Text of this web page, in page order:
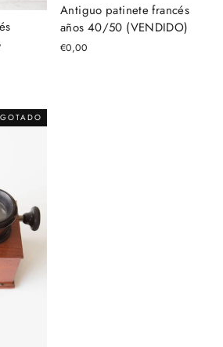
Antiguo patinete francés
años 40/50 (VENDIDO)
€0,00